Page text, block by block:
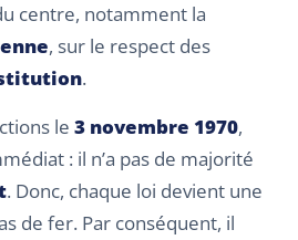
centre, notamment la
, sur le respect des
.
le 3 novembre 1970,
: il n’a pas de majorité
. Donc, chaque loi devient une
de fer. Par conséquent, il